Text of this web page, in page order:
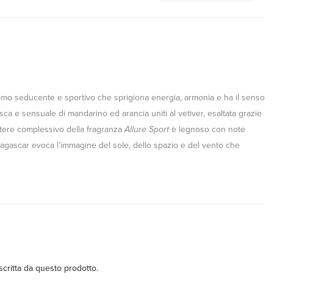
seducente e sportivo che sprigiona energia, armonia e ha il senso
e sensuale di mandarino ed arancia uniti al vetiver, esaltata grazie
complessivo della fragranzaAllure Sportè legnoso con note
evoca l’immagine del sole, dello spazio e del vento che
da questo prodotto.